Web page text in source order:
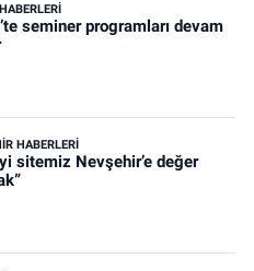
seminer programları devam
HABERLERI
sitemiz Nevşehir’e değer